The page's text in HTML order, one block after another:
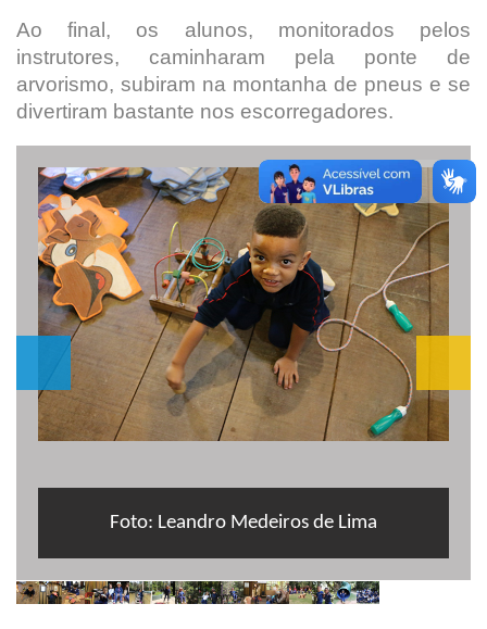
Ao final, os alunos, monitorados pelos
instrutores, caminharam pela ponte de
arvorismo, subiram na montanha de pneus e se
divertiram bastante nos escorregadores.
Foto: Leandro Medeiros de Lima